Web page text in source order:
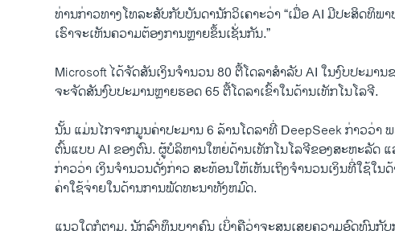
ທ່ານກ່າວທາງໂທລະສັບກັບບັນດານັກວິເຄາະວ່າ “ເມື່ອ AI ມີປະສິດທິພ
ເຮົາຈະເຫັນຄວາມຕ້ອງການຫຼາຍຂຶ້ນເຊັ່ນກັນ.”
Microsoft ໄດ້ຈັດສັນເງິນຈໍານວນ 80 ຕື້ໂດລາສໍາລັບ AI ໃນງົບປະມາ
ຈະຈັດສັນງົບປະມານຫຼາຍຮອດ 65 ຕື້ໂດລາເຂົ້າໃນດ້ານເທັກໂນໂລຈີ.
ນັ້ນ ​ແມ່ນໄກ​ຈາກ​ມູນ​ຄ່າ​ປະມານ 6 ລ້ານ​ໂດ​ລາ​ທີ່ DeepSeek ກ່າວ​ວ່າ
ຕົ້ນ​ແບບ AI ຂອງ​ຕົນ. ຜູ້ບໍລິຫານໃຫຍ່ດ້ານເທັກໂນໂລຈີຂອງສະຫະລັດ
ກ່າວວ່າ ເງິນຈໍານວນດັ່ງກ່າວ ສະທ້ອນໃຫ້ເຫັນເຖິງຈໍານວນເງິນທີ່ໃຊ້ໃ
ຄ່າໃຊ້ຈ່າຍໃນດ້ານການພັດທະນາທັງຫມົດ.